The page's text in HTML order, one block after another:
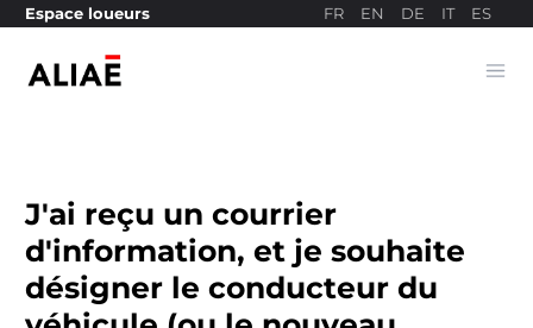
Espace loueurs FR EN DE IT ES
Site de paiement
J'ai reçu un courrier
d'information, et je souhaite
désigner le conducteur du